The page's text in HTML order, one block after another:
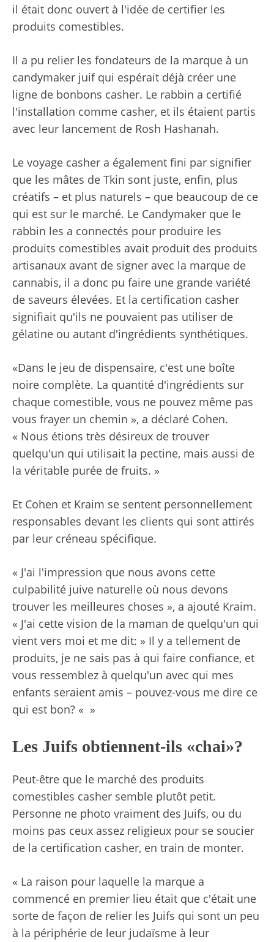
il était donc ouvert à l'idée de certifier les
produits comestibles.
Il a pu relier les fondateurs de la marque à un
candymaker juif qui espérait déjà créer une
ligne de bonbons casher. Le rabbin a certifié
l'installation comme casher, et ils étaient partis
avec leur lancement de Rosh Hashanah.
Le voyage casher a également fini par signifier
que les mâtes de Tkin sont juste, enfin, plus
créatifs – et plus naturels – que beaucoup de ce
qui est sur le marché. Le Candymaker que le
rabbin les a connectés pour produire les
produits comestibles avait produit des produits
artisanaux avant de signer avec la marque de
cannabis, il a donc pu faire une grande variété
de saveurs élevées. Et la certification casher
signifiait qu'ils ne pouvaient pas utiliser de
gélatine ou autant d'ingrédients synthétiques.
«Dans le jeu de dispensaire, c'est une boîte
noire complète. La quantité d'ingrédients sur
chaque comestible, vous ne pouvez même pas
vous frayer un chemin », a déclaré Cohen.
« Nous étions très désireux de trouver
quelqu'un qui utilisait la pectine, mais aussi de
la véritable purée de fruits. »
Et Cohen et Kraim se sentent personnellement
responsables devant les clients qui sont attirés
par leur créneau spécifique.
« J'ai l'impression que nous avons cette
culpabilité juive naturelle où nous devons
trouver les meilleures choses », a ajouté Kraim.
« J'ai cette vision de la maman de quelqu'un qui
vient vers moi et me dit: » Il y a tellement de
produits, je ne sais pas à qui faire confiance, et
vous ressemblez à quelqu'un avec qui mes
enfants seraient amis – pouvez-vous me dire ce
qui est bon? « »
Les Juifs obtiennent-ils «chai»?
Peut-être que le marché des produits
comestibles casher semble plutôt petit.
Personne ne photo vraiment des Juifs, ou du
moins pas ceux assez religieux pour se soucier
de la certification casher, en train de monter.
« La raison pour laquelle la marque a
commencé en premier lieu était que c'était une
sorte de façon de relier les Juifs qui sont un peu
à la périphérie de leur judaïsme à leur